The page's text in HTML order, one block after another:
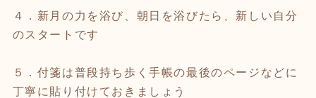
４．新月の力を浴び、朝日を浴びたら、新しい自分
のスタートです
５．付箋は普段持ち歩く手帳の最後のページなどに
丁寧に貼り付けておきましょう